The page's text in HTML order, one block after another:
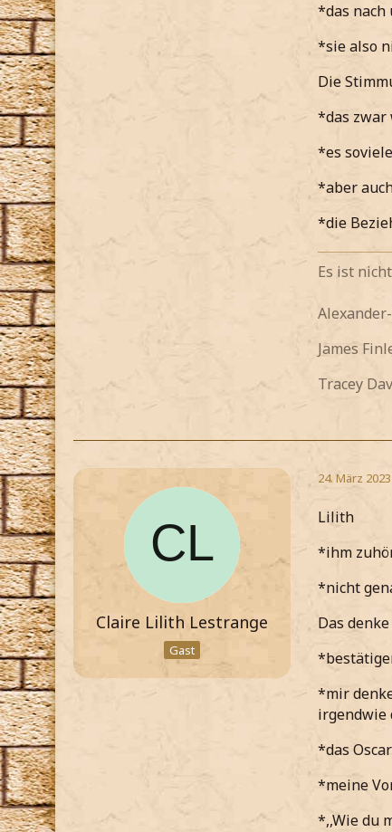
*das
*sie also
Die
*das zwar
*es
*aber
*die
Es ist
James
Tracey
Claire Lilith Lestrange
Gast
24. März
Lilith
*ihm
*nicht
Das
*mir
irgendwie
*das
*meine
*,,Wie du